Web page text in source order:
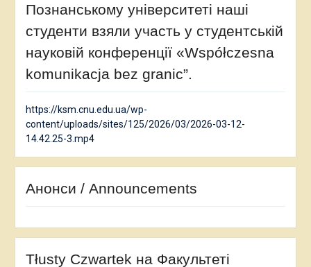
Познанському університеті наші
студенти взяли участь у студентській
науковій конференції «Współczesna
komunikacja bez granic”.
https://ksm.cnu.edu.ua/wp-
content/uploads/sites/125/2026/03/2026-03-12-
14.42.25-3.mp4
Анонси / Announcements
Tłusty Czwartek на Факультеті